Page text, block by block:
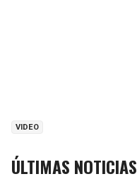
VIDEO
ÚLTIMAS NOTICIAS